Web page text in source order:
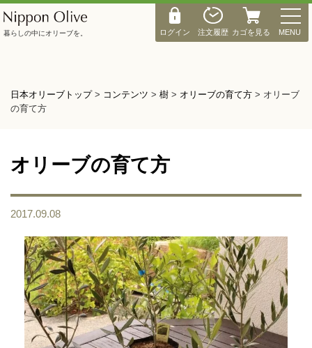
ログイン 注文履歴 カゴを見る
M
E
N
MENU
暮らしの中にオリーブを。
日本オリーブトップ> コンテンツ > 樹 > オリーブの育て方 > オリーブ
の育て方
オリーブの育て方
2017.09.08